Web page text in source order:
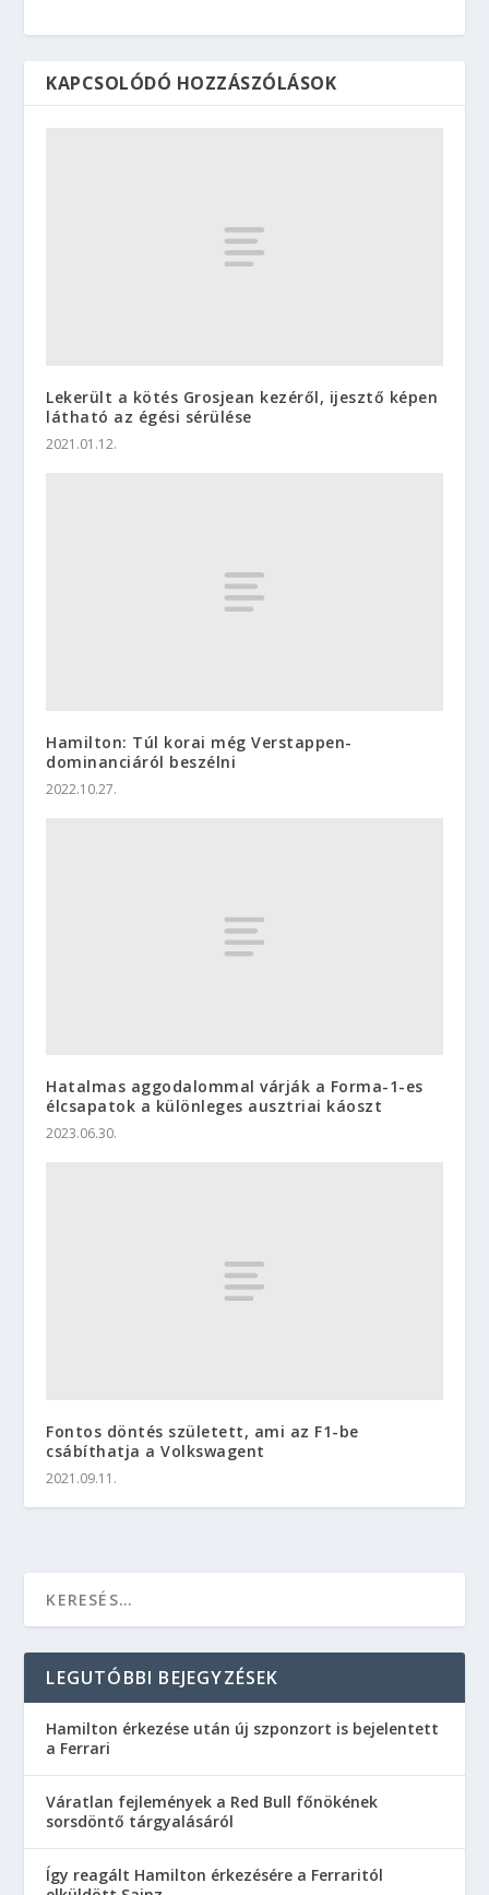
KAPCSOLÓDÓ HOZZÁSZÓLÁSOK
Lekerült a kötés Grosjean kezéről, ijesztő képen
látható az égési sérülése
2021.01.12.
Hamilton: Túl korai még Verstappen-
dominanciáról beszélni
2022.10.27.
Hatalmas aggodalommal várják a Forma-1-es
élcsapatok a különleges ausztriai káoszt
2023.06.30.
Fontos döntés született, ami az F1-be
csábíthatja a Volkswagent
2021.09.11.
LEGUTÓBBI BEJEGYZÉSEK
Hamilton érkezése után új szponzort is bejelentett
a Ferrari
Váratlan fejlemények a Red Bull főnökének
sorsdöntő tárgyalásáról
Így reagált Hamilton érkezésére a Ferraritól